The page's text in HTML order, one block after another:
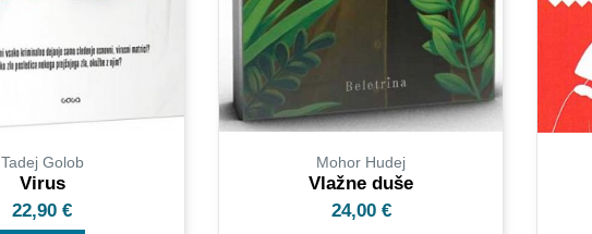
Tadej Golob
Virus
22,90€
Mohor Hudej
Vlažne duše
24,00 €